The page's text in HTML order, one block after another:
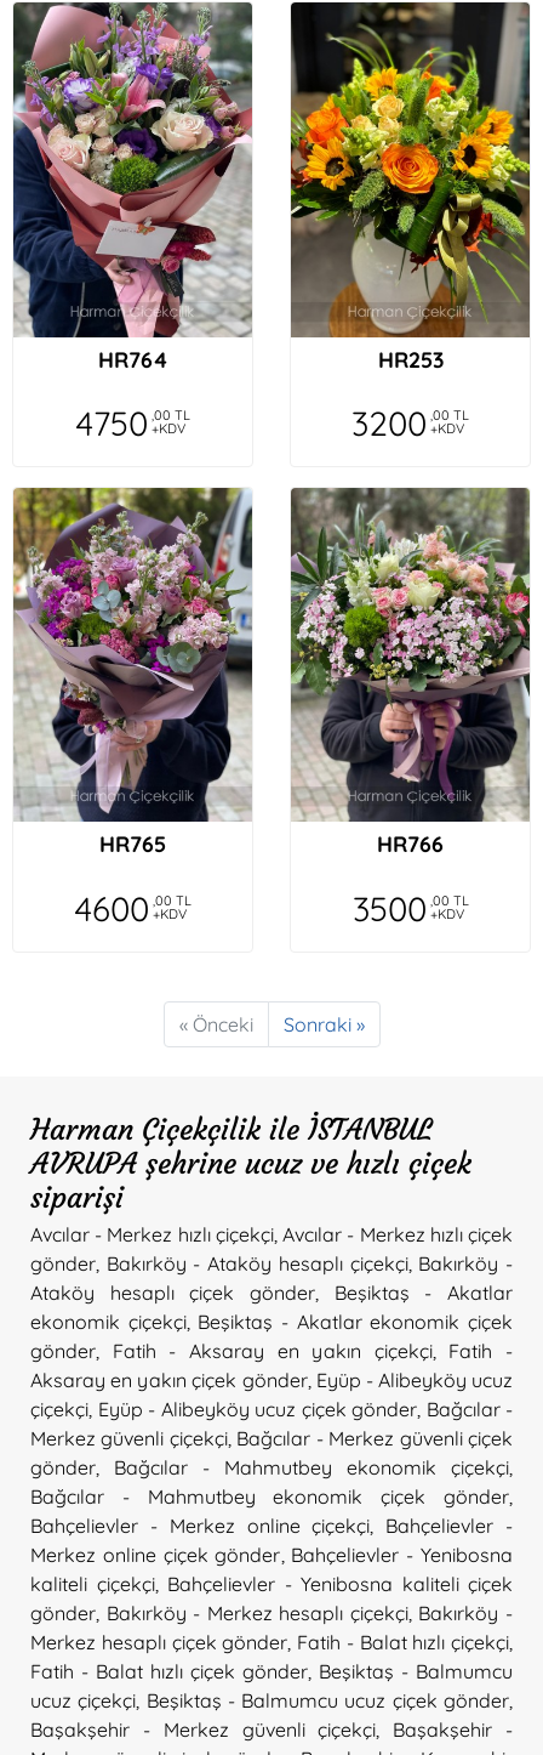
HR764
4750 ,00 TL
+KDV
HR253
3200 ,00 TL
+KDV
HR765
4600 ,00 TL
+KDV
HR766
3500 ,00 TL
+KDV
« Önceki Sonraki »
Harman Çiçekçilik ile İSTANBUL
AVRUPA şehrine ucuz ve hızlı çiçek
siparişi
Avcılar - Merkez hızlı çiçekçi,Avcılar - Merkez hızlı çiçek
gönder Bakırköy - Ataköy hesaplı çiçekçi, Bakırköy -
Ataköy hesaplı çiçek gönder
Beşiktaş - Akatlar
ekonomik çiçekçi, Beşiktaş - Akatlar ekonomik çiçek
gönder
Fatih - Aksaray en yakın çiçekçi, Fatih -
Aksaray en yakın çiçek gönder, Eyüp - Alibeyköy ucuz
çiçekçi Eyüp - Alibeyköy ucuz çiçek gönder Bağcılar -
Merkez güvenli çiçekçi, Bağcılar - Merkez güvenli çiçek
gönder
Bağcılar - Mahmutbey ekonomik çiçekçi
Bağcılar - Mahmutbey ekonomik çiçek gönder
Bahçelievler - Merkez online çiçekçi
Bahçelievler -
Merkez online çiçek gönder Bahçelievler - Yenibosna
kaliteli çiçekçi, Bahçelievler - Yenibosna kaliteli çiçek
gönder Bakırköy - Merkez hesaplı çiçekçi, Bakırköy -
Merkez hesaplı çiçek gönder Fatih - Balat hızlı çiçekçi
Fatih - Balat hızlı çiçek gönder Beşiktaş - Balmumcu
ucuz çiçekçi Beşiktaş - Balmumcu ucuz çiçek gönder
Başakşehir - Merkez güvenli çiçekçi
Başakşehir -